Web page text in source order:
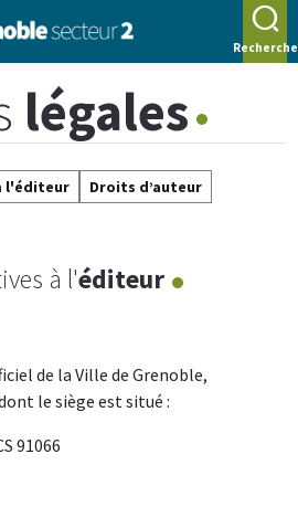
Recherche
légales
l'éditeur Droits d’auteur
à l'éditeur
de la Ville de Grenoble,
le siège est situé :
91066